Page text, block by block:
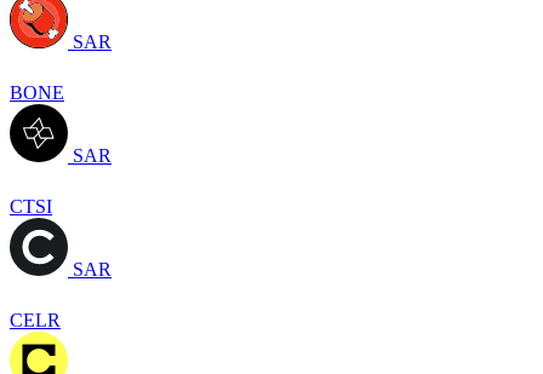
SAR
BONE
SAR
CTSI
SAR
CELR